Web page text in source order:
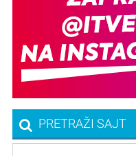
PRETRAŽI SAJT